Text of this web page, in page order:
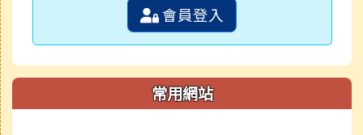
會員登入
常用網站